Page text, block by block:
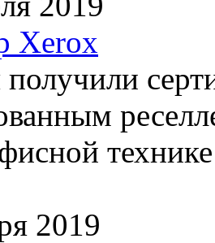
Xerox
2019